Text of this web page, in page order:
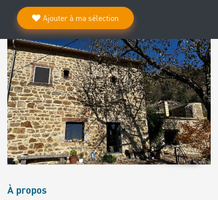
Ajouter à ma sélection
À propos